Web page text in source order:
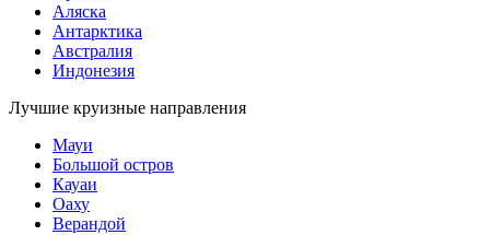
Аляска
Антарктика
Австралия
Индонезия
Лучшие круизные направления
Мауи
Большой остров
Кауаи
Оаху
Верандой